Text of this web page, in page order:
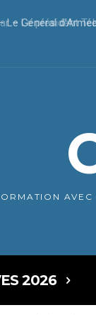
– Le président
2026